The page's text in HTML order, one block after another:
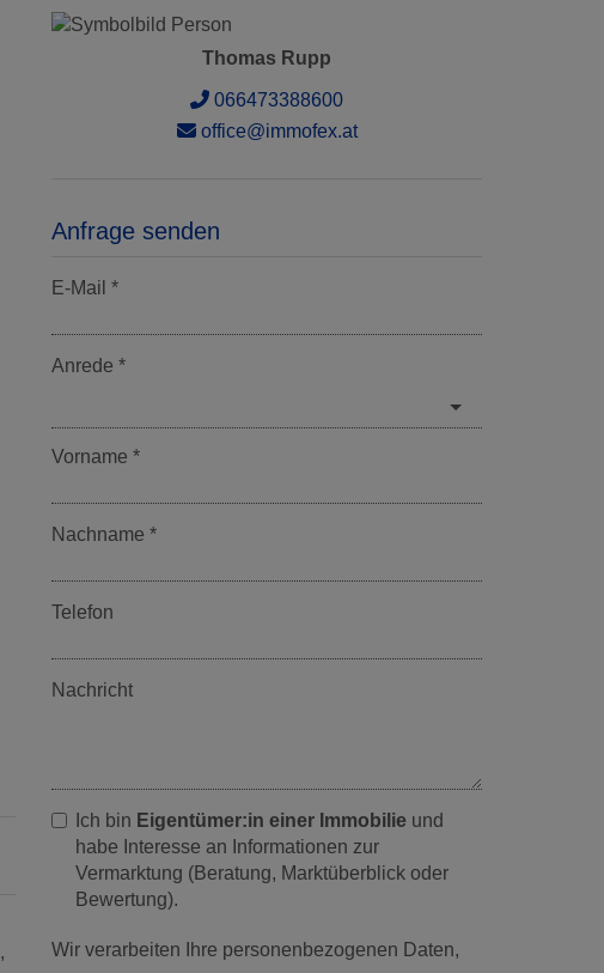
Thomas Rupp
066473388600
office@immofex.at
Anfrage senden
E-Mail
Anrede
Vorname
Nachname
Telefon
Nachricht
Ich bin Eigentümer:in einer Immobilie und
habe Interesse an Informationen zur
Vermarktung (Beratung, Marktüberblick oder
Bewertung).
Wir verarbeiten Ihre personenbezogenen Daten,